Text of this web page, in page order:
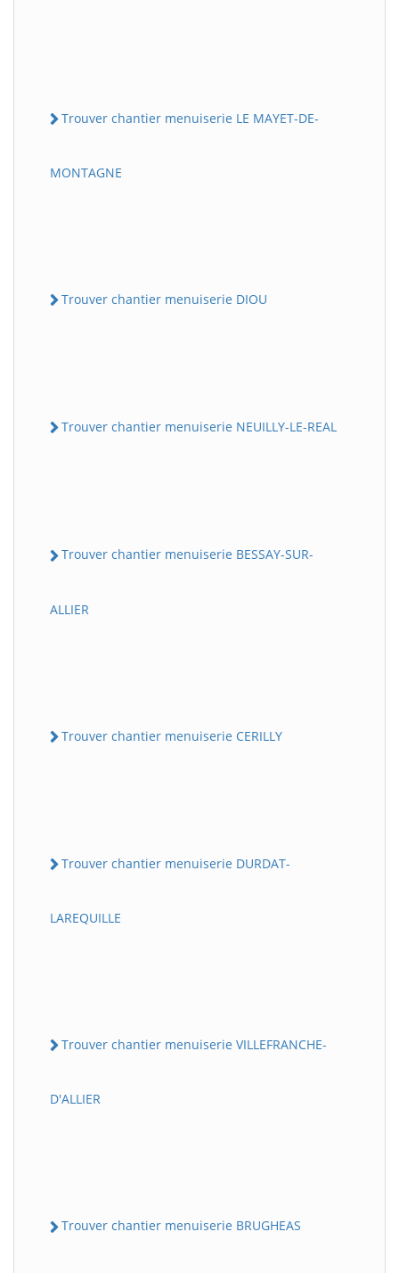
Trouver chantier menuiserie LE MAYET-DE-
MONTAGNE
Trouver chantier menuiserie DIOU
Trouver chantier menuiserie NEUILLY-LE-REAL
Trouver chantier menuiserie BESSAY-SUR-
ALLIER
Trouver chantier menuiserie CERILLY
Trouver chantier menuiserie DURDAT-
LAREQUILLE
Trouver chantier menuiserie VILLEFRANCHE-
D'ALLIER
Trouver chantier menuiserie BRUGHEAS